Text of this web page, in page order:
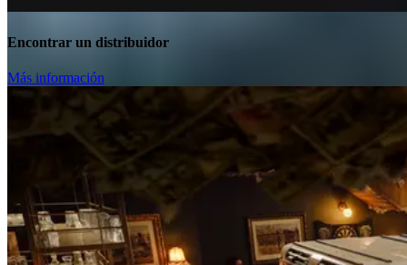
Encontrar un distribuidor
Más información